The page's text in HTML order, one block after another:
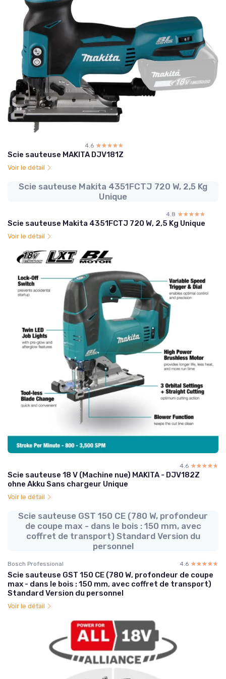
4.6 ☆☆☆☆☆
★★★★★
Scie sauteuse MAKITA DJV181Z
Voir le détail
Scie sauteuse Makita 4351FCTJ 720 W, 2,5 Kg
Unique
4.8 ☆☆☆☆☆
★★★★★
Scie sauteuse Makita 4351FCTJ 720 W, 2,5 Kg Unique
Voir le détail
4.6 ☆☆☆☆☆
★★★★★
Scie sauteuse 18 V (Machine nue) MAKITA - DJV182Z
ohne Akku Sans chargeur Unique
Voir le détail
Scie sauteuse GST 150 CE (780 W, profondeur
de coupe max - dans le bois : 150 mm, avec
coffret de transport) Standard Version du
personnel
Bosch Professional 4.6 ☆☆☆☆☆
★★★★★
Scie sauteuse GST 150 CE (780 W, profondeur de coupe
max - dans le bois : 150 mm, avec coffret de transport)
Standard Version du personnel
Voir le détail